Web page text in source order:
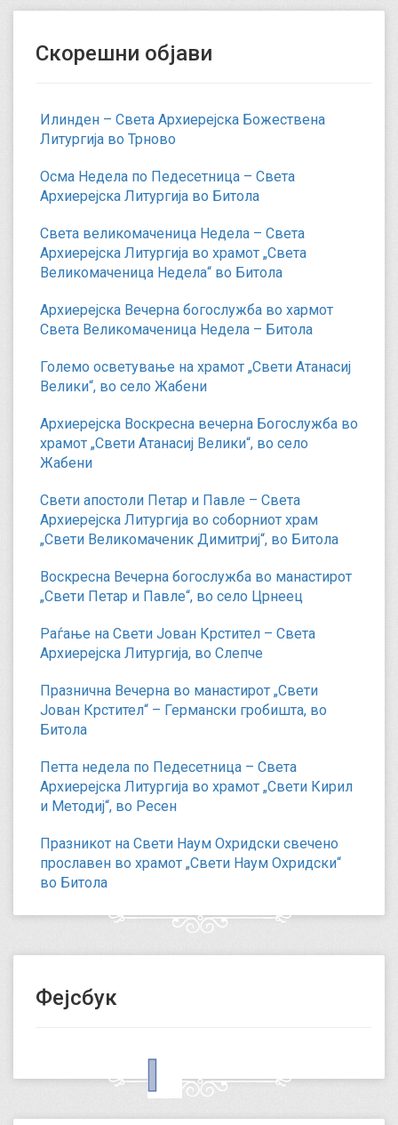
Скорешни објави
Илинден – Света Архиерејска Божествена
Литургија во Трново
Осма Недела по Педесетница – Света
Архиерејска Литургија во Битола
Света великомаченица Недела – Света
Архиерејска Литургија во храмот „Света
Великомаченица Недела“ во Битола
Архиерејска Вечерна богослужба во хармот
Света Великомаченица Недела – Битола
Големо осветување на храмот „Свети Атанасиј
Велики“, во село Жабени
Архиерејска Воскресна вечерна Богослужба во
храмот „Свети Атанасиј Велики“, во село
Жабени
Свети апостоли Петар и Павле – Света
Архиерејска Литургија во соборниот храм
„Свети Великомаченик Димитриј“, во Битола
Воскресна Вечерна богослужба во манастирот
„Свети Петар и Павле“, во село Црнеец
Раѓање на Свети Јован Крстител – Света
Архиерејска Литургија, во Слепче
Празнична Вечерна во манастирот „Свети
Јован Крстител“ – Германски гробишта, во
Битола
Петта недела по Педесетница – Света
Архиерејска Литургија во храмот „Свети Кирил
и Методиј“, во Ресен
Празникот на Свети Наум Охридски свечено
прославен во храмот „Свети Наум Охридски“
во Битола
Фејсбук